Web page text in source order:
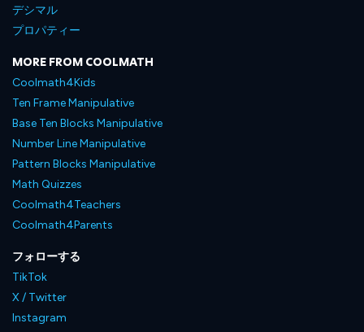
デシマル
プロパティー
MORE FROM COOLMATH
Coolmath4Kids
Ten Frame Manipulative
Base Ten Blocks Manipulative
Number Line Manipulative
Pattern Blocks Manipulative
Math Quizzes
Coolmath4Teachers
Coolmath4Parents
フォローする
TikTok
X / Twitter
Instagram